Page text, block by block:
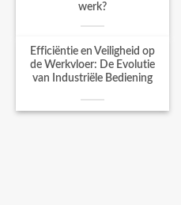
werk?
Efficiëntie en Veiligheid op
de Werkvloer: De Evolutie
van Industriële Bediening